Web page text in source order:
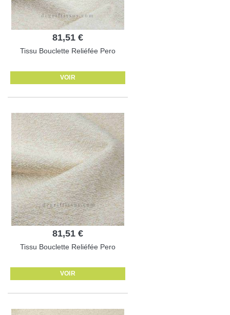
81,51 €
Tissu Bouclette Reliéfée Pero
VOIR
81,51 €
Tissu Bouclette Reliéfée Pero
VOIR